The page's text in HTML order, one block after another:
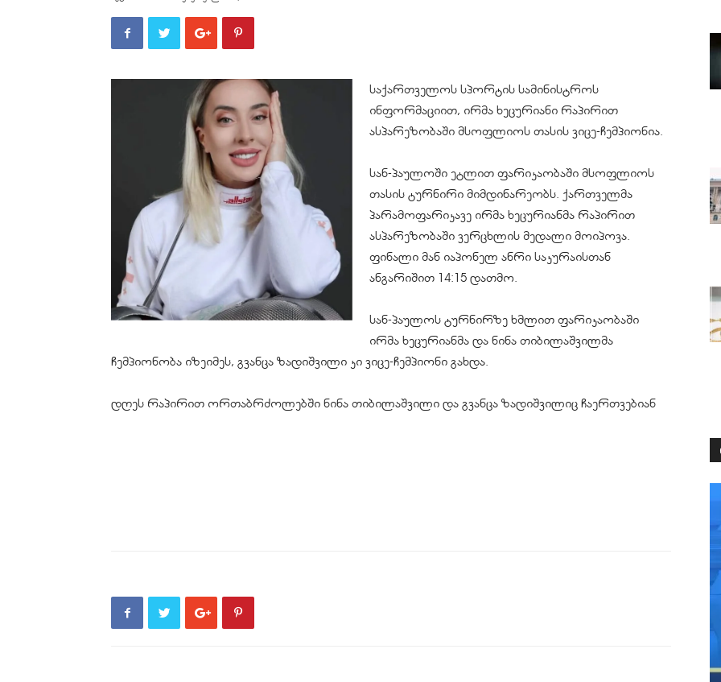
საქართველოს სპორტის სამინისტროს
ინფორმაციით, ირმა ხეცურიანი რაპირით
ასპარეზობაში მსოფლიოს თასის ვიცე-ჩემპიონია.
სან-პაულოში ეტლით ფარიკაობაში მსოფლიოს
თასის ტურნირი მიმდინარეობს. ქართველმა
პარამოფარიკავე ირმა ხეცურიანმა რაპირით
ასპარეზობაში ვერცხლის მედალი მოიპოვა.
ფინალი მან იაპონელ ანრი საკურაისთან
ანგარიშით 14:15 დათმო.
სან-პაულოს ტურნირზე ხმლით ფარიკაობაში
ირმა ხეცურიანმა და ნინა თიბილაშვილმა
ჩემპიონობა იზეიმეს, გვანცა ზადიშვილი კი ვიცე-ჩემპიონი გახდა.
დღეს რაპირით ორთაბრძოლებში ნინა თიბილაშვილი და გვანცა ზადიშვილიც ჩაერთვებიან